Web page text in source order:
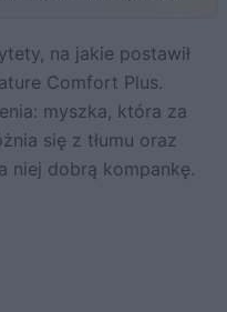
Comfort Plus.
myszka, która za
się z tłumu oraz
niej dobrą kompankę.